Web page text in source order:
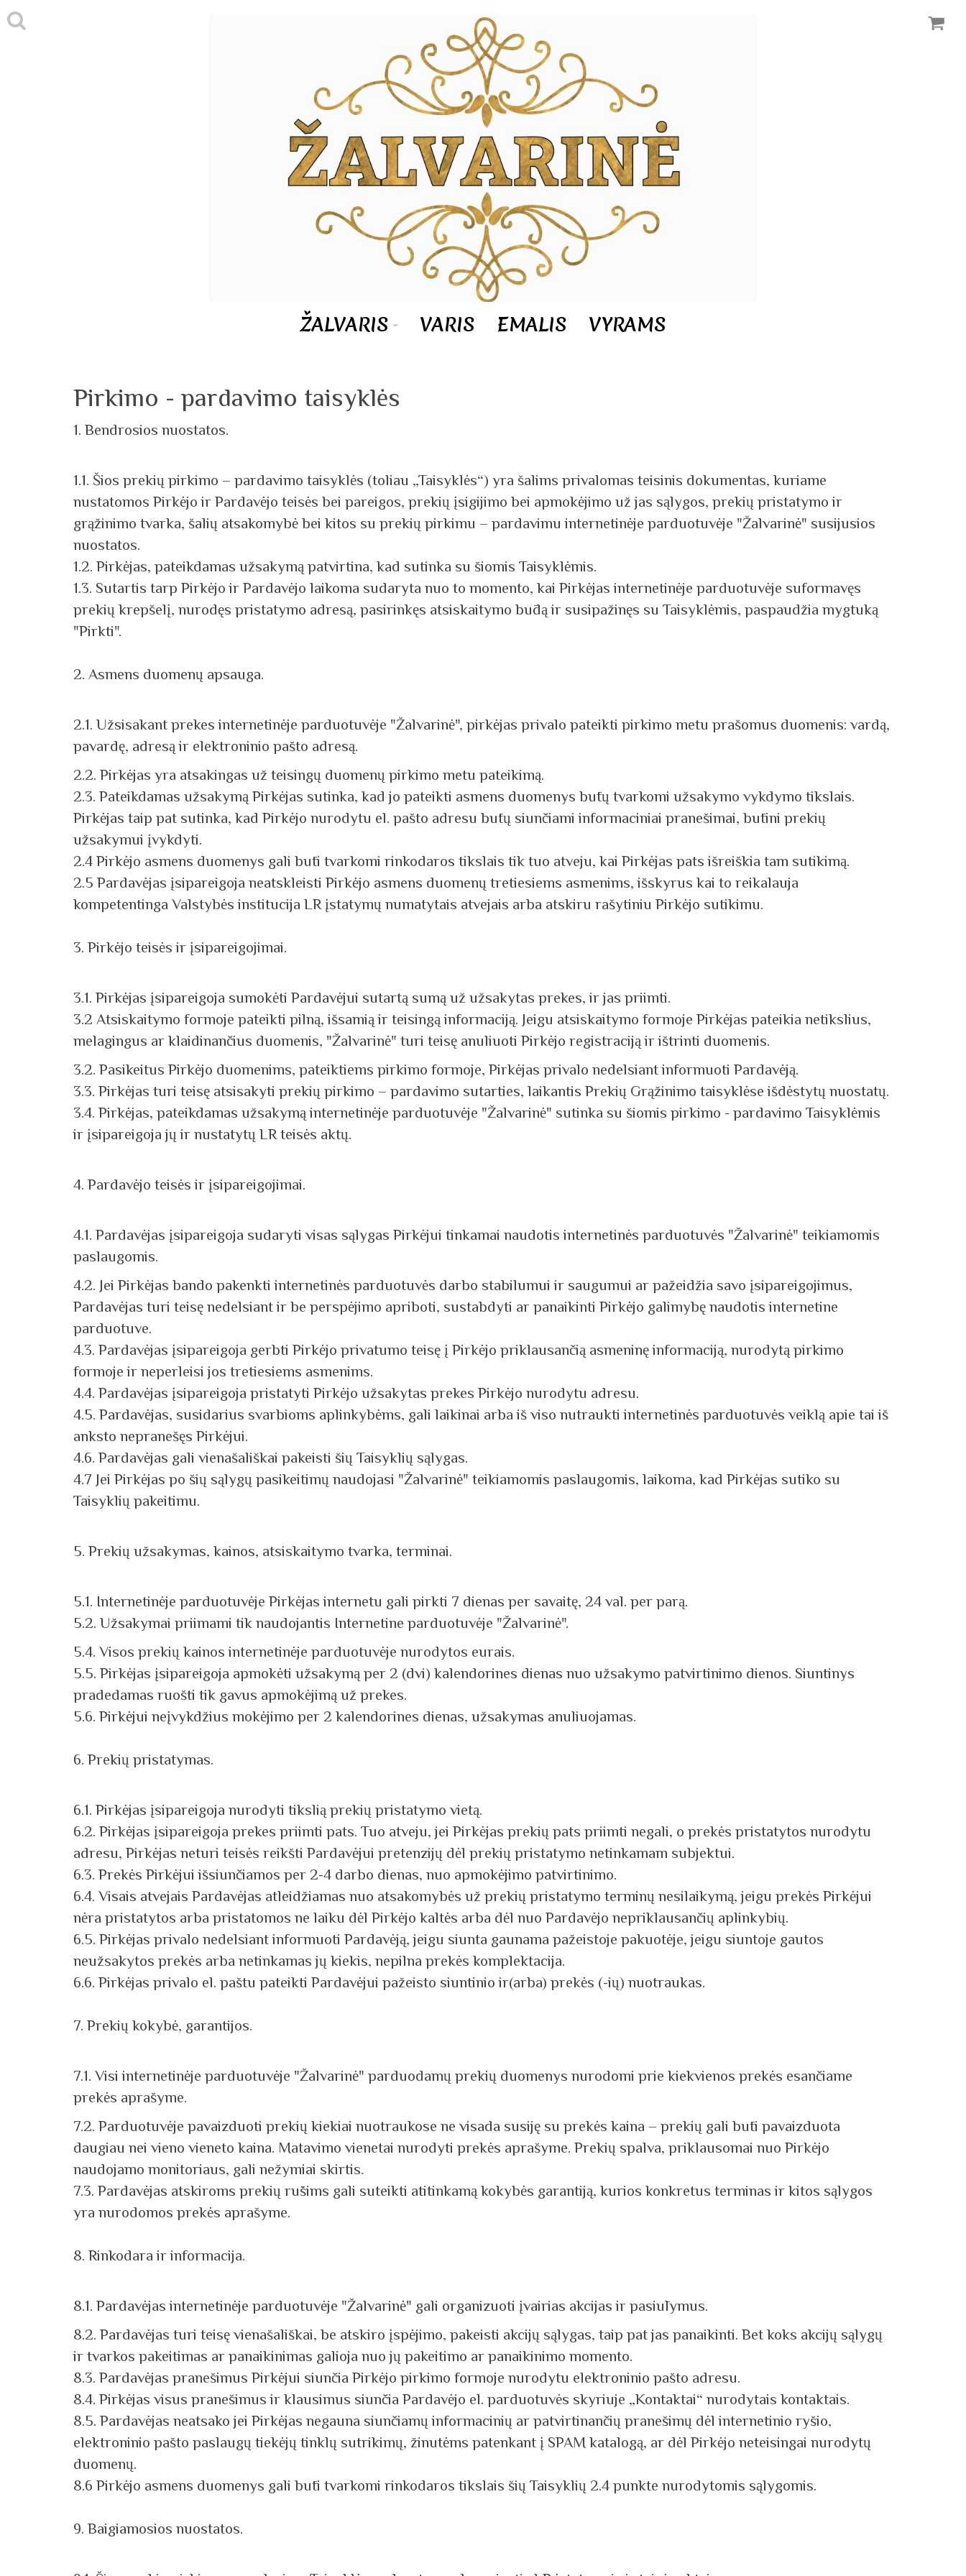
ŽALVARIS VARIS EMALIS VYRAMS
Pirkimo - pardavimo taisyklės
1. Bendrosios nuostatos.
1.1. Šios prekių pirkimo – pardavimo taisyklės (toliau „Taisyklės“) yra šalims privalomas teisinis dokumentas, kuriame
nustatomos Pirkėjo ir Pardavėjo teisės bei pareigos, prekių įsigijimo bei apmokėjimo už jas sąlygos, prekių pristatymo ir
grąžinimo tvarka, šalių atsakomybė bei kitos su prekių pirkimu – pardavimu internetinėje parduotuvėje "Žalvarinė" susijusios
nuostatos.
1.2. Pirkėjas, pateikdamas užsakymą patvirtina, kad sutinka su šiomis Taisyklėmis.
1.3. Sutartis tarp Pirkėjo ir Pardavėjo laikoma sudaryta nuo to momento, kai Pirkėjas internetinėje parduotuvėje suformavęs
prekių krepšelį, nurodęs pristatymo adresą, pasirinkęs atsiskaitymo būdą ir susipažinęs su Taisyklėmis, paspaudžia mygtuką
"Pirkti".
2. Asmens duomenų apsauga.
2.1. Užsisakant prekes internetinėje parduotuvėje "Žalvarinė", pirkėjas privalo pateikti pirkimo metu prašomus duomenis: vardą,
pavardę, adresą ir elektroninio pašto adresą.
2.2. Pirkėjas yra atsakingas už teisingų duomenų pirkimo metu pateikimą.
2.3. Pateikdamas užsakymą Pirkėjas sutinka, kad jo pateikti asmens duomenys būtų tvarkomi užsakymo vykdymo tikslais.
Pirkėjas taip pat sutinka, kad Pirkėjo nurodytu el. pašto adresu būtų siunčiami informaciniai pranešimai, būtini prekių
užsakymui įvykdyti.
2.4 Pirkėjo asmens duomenys gali būti tvarkomi rinkodaros tikslais tik tuo atveju, kai Pirkėjas pats išreiškia tam sutikimą.
2.5 Pardavėjas įsipareigoja neatskleisti Pirkėjo asmens duomenų tretiesiems asmenims, išskyrus kai to reikalauja
kompetentinga Valstybės institucija LR įstatymų numatytais atvejais arba atskiru rašytiniu Pirkėjo sutikimu.
3. Pirkėjo teisės ir įsipareigojimai.
3.1. Pirkėjas įsipareigoja sumokėti Pardavėjui sutartą sumą už užsakytas prekes, ir jas priimti.
3.2 Atsiskaitymo formoje pateikti pilną, išsamią ir teisingą informaciją. Jeigu atsiskaitymo formoje Pirkėjas pateikia netikslius,
melagingus ar klaidinančius duomenis, "Žalvarinė" turi teisę anuliuoti Pirkėjo registraciją ir ištrinti duomenis.
3.2. Pasikeitus Pirkėjo duomenims, pateiktiems pirkimo formoje, Pirkėjas privalo nedelsiant informuoti Pardavėją.
3.3. Pirkėjas turi teisę atsisakyti prekių pirkimo – pardavimo sutarties, laikantis Prekių Grąžinimo taisyklėse išdėstytų nuostatų.
3.4. Pirkėjas, pateikdamas užsakymą internetinėje parduotuvėje "Žalvarinė" sutinka su šiomis pirkimo - pardavimo Taisyklėmis
ir įsipareigoja jų ir nustatytų LR teisės aktų.
4. Pardavėjo teisės ir įsipareigojimai.
4.1. Pardavėjas įsipareigoja sudaryti visas sąlygas Pirkėjui tinkamai naudotis internetinės parduotuvės "Žalvarinė" teikiamomis
paslaugomis.
4.2. Jei Pirkėjas bando pakenkti internetinės parduotuvės darbo stabilumui ir saugumui ar pažeidžia savo įsipareigojimus,
Pardavėjas turi teisę nedelsiant ir be perspėjimo apriboti, sustabdyti ar panaikinti Pirkėjo galimybę naudotis internetine
parduotuve.
4.3. Pardavėjas įsipareigoja gerbti Pirkėjo privatumo teisę į Pirkėjo priklausančią asmeninę informaciją, nurodytą pirkimo
formoje ir neperleisi jos tretiesiems asmenims.
4.4. Pardavėjas įsipareigoja pristatyti Pirkėjo užsakytas prekes Pirkėjo nurodytu adresu.
4.5. Pardavėjas, susidarius svarbioms aplinkybėms, gali laikinai arba iš viso nutraukti internetinės parduotuvės veiklą apie tai iš
anksto nepranešęs Pirkėjui.
4.6. Pardavėjas gali vienašališkai pakeisti šių Taisyklių sąlygas.
4.7 Jei Pirkėjas po šių sąlygų pasikeitimų naudojasi "Žalvarinė" teikiamomis paslaugomis, laikoma, kad Pirkėjas sutiko su
Taisyklių pakeitimu.
5. Prekių užsakymas, kainos, atsiskaitymo tvarka, terminai.
5.1. Internetinėje parduotuvėje Pirkėjas internetu gali pirkti 7 dienas per savaitę, 24 val. per parą.
5.2. Užsakymai priimami tik naudojantis Internetine parduotuvėje "Žalvarinė".
5.4. Visos prekių kainos internetinėje parduotuvėje nurodytos eurais.
5.5. Pirkėjas įsipareigoja apmokėti užsakymą per 2 (dvi) kalendorines dienas nuo užsakymo patvirtinimo dienos. Siuntinys
pradedamas ruošti tik gavus apmokėjimą už prekes.
5.6. Pirkėjui neįvykdžius mokėjimo per 2 kalendorines dienas, užsakymas anuliuojamas.
6. Prekių pristatymas.
6.1. Pirkėjas įsipareigoja nurodyti tikslią prekių pristatymo vietą.
6.2. Pirkėjas įsipareigoja prekes priimti pats. Tuo atveju, jei Pirkėjas prekių pats priimti negali, o prekės pristatytos nurodytu
adresu, Pirkėjas neturi teisės reikšti Pardavėjui pretenzijų dėl prekių pristatymo netinkamam subjektui.
6.3. Prekės Pirkėjui išsiunčiamos per 2-4 darbo dienas, nuo apmokėjimo patvirtinimo.
6.4. Visais atvejais Pardavėjas atleidžiamas nuo atsakomybės už prekių pristatymo terminų nesilaikymą, jeigu prekės Pirkėjui
nėra pristatytos arba pristatomos ne laiku dėl Pirkėjo kaltės arba dėl nuo Pardavėjo nepriklausančių aplinkybių.
6.5. Pirkėjas privalo nedelsiant informuoti Pardavėją, jeigu siunta gaunama pažeistoje pakuotėje, jeigu siuntoje gautos
neužsakytos prekės arba netinkamas jų kiekis, nepilna prekės komplektacija.
6.6. Pirkėjas privalo el. paštu pateikti Pardavėjui pažeisto siuntinio ir(arba) prekės (-ių) nuotraukas.
7. Prekių kokybė, garantijos.
7.1. Visi internetinėje parduotuvėje "Žalvarinė" parduodamų prekių duomenys nurodomi prie kiekvienos prekės esančiame
prekės aprašyme.
7.2. Parduotuvėje pavaizduoti prekių kiekiai nuotraukose ne visada susiję su prekės kaina – prekių gali būti pavaizduota
daugiau nei vieno vieneto kaina. Matavimo vienetai nurodyti prekės aprašyme. Prekių spalva, priklausomai nuo Pirkėjo
naudojamo monitoriaus, gali nežymiai skirtis.
7.3. Pardavėjas atskiroms prekių rūšims gali suteikti atitinkamą kokybės garantiją, kurios konkretus terminas ir kitos sąlygos
yra nurodomos prekės aprašyme.
8. Rinkodara ir informacija.
8.1. Pardavėjas internetinėje parduotuvėje "Žalvarinė" gali organizuoti įvairias akcijas ir pasiūlymus.
8.2. Pardavėjas turi teisę vienašališkai, be atskiro įspėjimo, pakeisti akcijų sąlygas, taip pat jas panaikinti. Bet koks akcijų sąlygų
ir tvarkos pakeitimas ar panaikinimas galioja nuo jų pakeitimo ar panaikinimo momento.
8.3. Pardavėjas pranešimus Pirkėjui siunčia Pirkėjo pirkimo formoje nurodytu elektroninio pašto adresu.
8.4. Pirkėjas visus pranešimus ir klausimus siunčia Pardavėjo el. parduotuvės skyriuje „Kontaktai“ nurodytais kontaktais.
8.5. Pardavėjas neatsako jei Pirkėjas negauna siunčiamų informacinių ar patvirtinančių pranešimų dėl internetinio ryšio,
elektroninio pašto paslaugų tiekėjų tinklų sutrikimų, žinutėms patenkant į SPAM katalogą, ar dėl Pirkėjo neteisingai nurodytų
duomenų.
8.6 Pirkėjo asmens duomenys gali būti tvarkomi rinkodaros tikslais šių Taisyklių 2.4 punkte nurodytomis sąlygomis.
9. Baigiamosios nuostatos.